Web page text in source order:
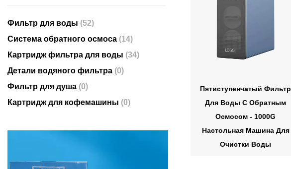
Фильтр для воды (52)
Система обратного осмоса (14)
Картридж фильтра для воды (34)
Детали водяного фильтра (0)
Фильтр для душа (0)
Картридж для кофемашины (0)
Пятиступенчатый Фильтр
Для Воды С Обратным
Осмосом - 1000G
Настольная Машина Для
Очистки Воды